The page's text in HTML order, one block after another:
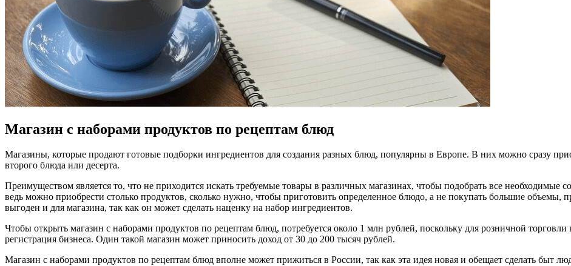
Магазин с наборами продуктов по рецептам блюд
Магазины, которые продают готовые подборки ингредиентов для создания разных блюд, популярны в Европе. В них можно сразу
второго блюда или десерта.
Преимуществом является то, что не приходится искать требуемые товары в различных магазинах, чтобы подобрать все
ведь можно приобрести столько продуктов, сколько нужно, чтобы приготовить определенное блюдо, а не покупать большие объемы,
выгоден и для магазина, так как он может сделать наценку на набор ингредиентов.
Чтобы открыть магазин с наборами продуктов по рецептам блюд, потребуется около 1 млн рублей, поскольку для розничной
регистрация бизнеса. Один такой магазин может приносить доход от 30 до 200 тысяч рублей.
Магазин с наборами продуктов по рецептам блюд вполне может прижиться в России, так как эта идея новая и обещает сделать быт